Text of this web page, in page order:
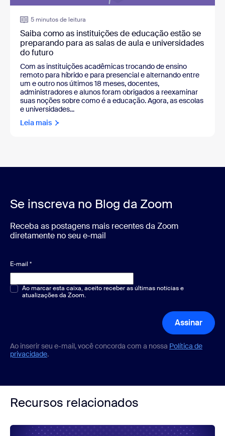
5 minutos de leitura
Saiba como as instituições de educação estão se
preparando para as salas de aula e universidades
do futuro
Com as instituições acadêmicas trocando de ensino
remoto para híbrido e para presencial e alternando entre
um e outro nos últimos 18 meses, docentes,
administradores e alunos foram obrigados a reexaminar
suas noções sobre como é a educação. Agora, as escolas
e universidades...
Leia mais
Se inscreva no Blog da Zoom
Receba as postagens mais recentes da Zoom
diretamente no seu e-mail
E-mail *
Múltipla escolha ou resposta única*
Ao marcar esta caixa, aceito receber as últimas notícias e
atualizações da Zoom.
Assinar
Ao inserir seu e-mail, você concorda com a nossa Política de
privacidade.
Recursos relacionados